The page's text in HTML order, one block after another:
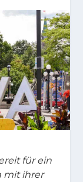
für ein
mit ihrer